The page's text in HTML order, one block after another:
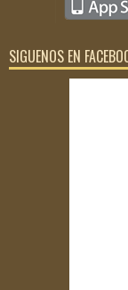
SIGUENOS EN